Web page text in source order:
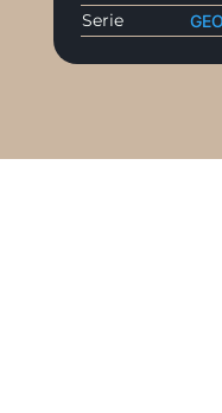
Serie GEO